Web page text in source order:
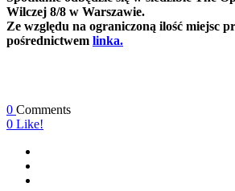
Wilczej 8/8 w Warszawie.
Ze względu na ograniczoną ilość miejsc
pośrednictwem linka.
0 Comments
0 Like!